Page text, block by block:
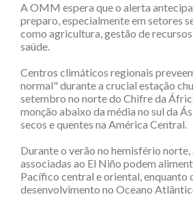
A OMM espera que o alerta
preparo, especialmente em setores
como agricultura, gestão de
saúde.
Centros climáticos regionais
normal" durante a crucial estação
setembro no norte do Chifre da
monção abaixo da média no sul da
secos e quentes na América Central.
Durante o verão no hemisfério norte,
associadas ao El Niño podem
Pacífico central e oriental, enquanto
desenvolvimento no Oceano